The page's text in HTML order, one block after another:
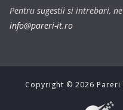
Pentru sugestii si intrebari,
info@pareri-it.ro
Copyright © 2026